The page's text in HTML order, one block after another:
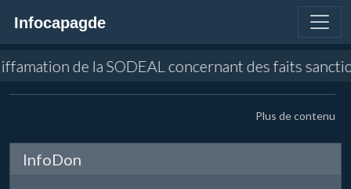
Infocapagde
de la SODEAL concernant des faits
Plus de contenu
InfoDon